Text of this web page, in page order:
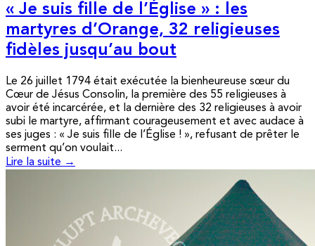
« Je suis fille de l’Église » : les
martyres d’Orange, 32 religieuses
fidèles jusqu’au bout
Le 26 juillet 1794 était exécutée la bienheureuse sœur du
Cœur de Jésus Consolin, la première des 55 religieuses à
avoir été incarcérée, et la dernière des 32 religieuses à avoir
subi le martyre, affirmant courageusement et avec audace à
ses juges : « Je suis fille de l’Église ! », refusant de prêter le
serment qu’on voulait...
Lire la suite →